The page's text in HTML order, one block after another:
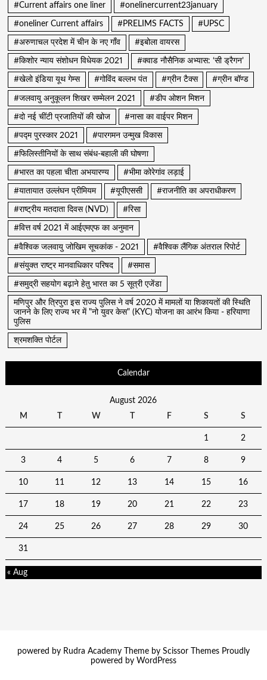
#Current affairs one liner #onelinercurrent23january
#oneliner Current affairs #PRELIMS FACTS #UPSC
#अरुणाचल प्रदेश में चीन के नए गाँव #इबोला वायरस
#किशोर न्याय संशोधन विधेयक 2021 #क्वाड नौसैनिक अभ्यास: ‘सी ड्रैगन’
#खेलो इंडिया यूथ गेम्स #गोविंद बल्लभ पंत #ग्रीन टैक्स #ग्रीन बॉण्ड
#जलवायु अनुकूलन शिखर सम्मेलन 2021 #डीप ओशन मिशन
#दो नई चींटी प्रजातियों की खोज #नासा का वाईपर मिशन
#पद्म पुरस्कार 2021 #पारगमन उन्मुख विकास
#फिलिस्तीनियों के साथ संबंध-बहाली की घोषणा
#भारत का पहला चीता अभयारण्य #भीमा कोरेगांव लड़ाई
#यातायात उल्लंघन प्रीमियम #यूपीएससी #राजनीति का अपराधीकरण
#राष्ट्रीय मतदाता दिवस (NVD) #रिसा
#वित्त वर्ष 2021 में आईएमएफ का अनुमान
#वैश्विक जलवायु जोखिम सूचकांक - 2021 #वैश्विक लैंगिक अंतराल रिपोर्ट
#संयुक्त राष्ट्र मानवाधिकार परिषद #समास
#समुद्री सहयोग बढ़ाने हेतु भारत का 5 सूत्री एजेंडा
मणिपुर और त्रिपुरा इस राज्य पुलिस ने वर्ष 2020 में मामलों या शिकायतों की स्थिति
जानने के लिए राज्य भर में "नो युवर केस" (KYC) योजना का आरंभ किया - हरियाणा
पुलिस
श्रमशक्ति पोर्टल
Calendar
August 2026
M
T W T F S S
1 2
3 4 5 6 7 8 9
10 11 12 13 14 15 16
17 18 19 20 21 22 23
24 25 26 27 28 29 30
31
« Aug
powered by Rudra Academy Theme by Scissor Themes Proudly
powered by WordPress